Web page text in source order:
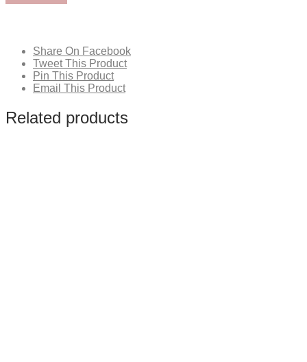
Share On Facebook
Tweet This Product
Pin This Product
Email This Product
Related products